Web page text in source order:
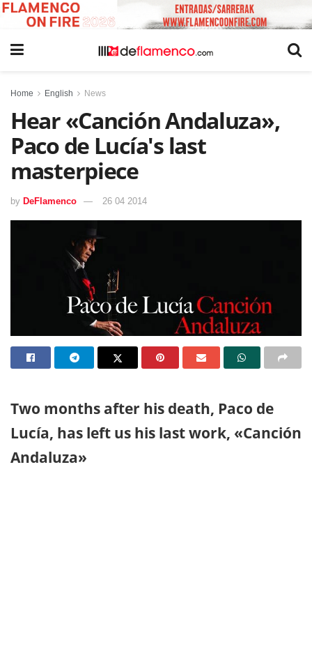
Home English News
Hear «Canción Andaluza»,
Paco de Lucía's last
masterpiece
by DeFlamenco 26 04 2014
Two months after his death, Paco de
Lucía, has left us his last work, «Canción
Andaluza»